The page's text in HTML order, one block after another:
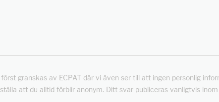
granskas av ECPAT där vi även ser till att ingen personlig
att du alltid förblir anonym. Ditt svar publiceras vanligtvis inom